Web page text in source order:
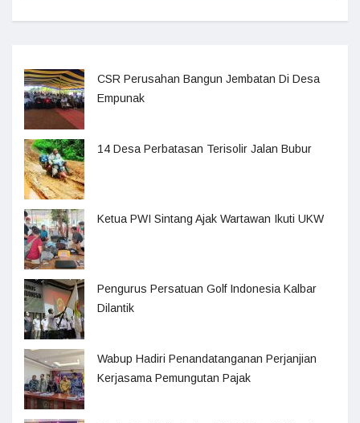
CSR Perusahan Bangun Jembatan Di Desa
Empunak
14 Desa Perbatasan Terisolir Jalan Bubur
Ketua PWI Sintang Ajak Wartawan Ikuti UKW
Pengurus Persatuan Golf Indonesia Kalbar
Dilantik
Wabup Hadiri Penandatanganan Perjanjian
Kerjasama Pemungutan Pajak